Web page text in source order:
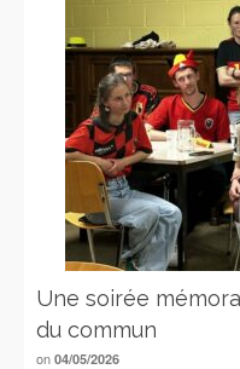
Une soirée
du commun
on 04/05/2026